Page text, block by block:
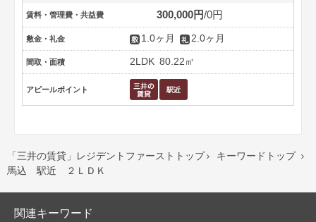
賃料・管理費・共益費 300,000円 0円
敷金・礼金 1.0ヶ月 2.0ヶ月
間取・面積 2LDK 80.22㎡
アピールポイント
「三井の賃貸」レジデントファーストトップ  キーワードトップ 
馬込 駅近 ２ＬＤＫ
関連キーワード